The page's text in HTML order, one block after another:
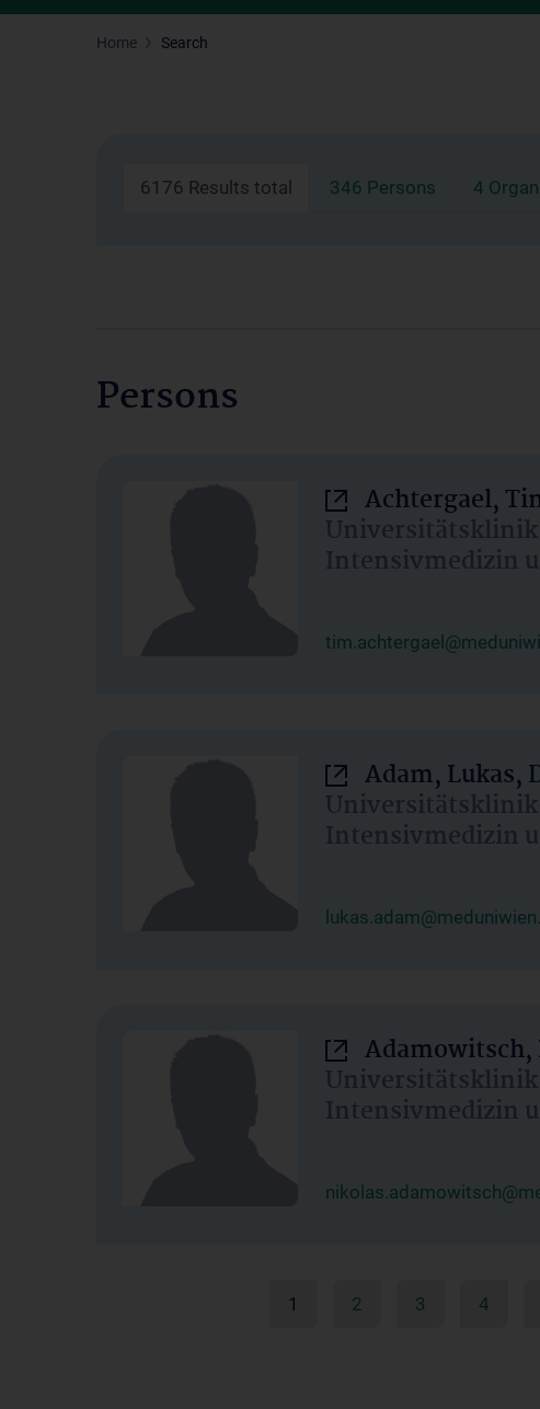
Home Search
6176 Results total 346 Persons 4
Persons
Achtergael,
Intensivmedizin
Adam, Lukas,
Intensivmedizin
Intensivmedizin
1 2 3 4